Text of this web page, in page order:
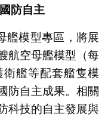
防自主
艦模型專區，將展
航空母艦模型（每
艦等配套艦隻模
防自主成果。相關
科技的自主發展與